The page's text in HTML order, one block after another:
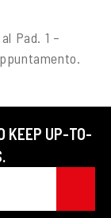
Pad. 1 –
KEEP UP-TO-